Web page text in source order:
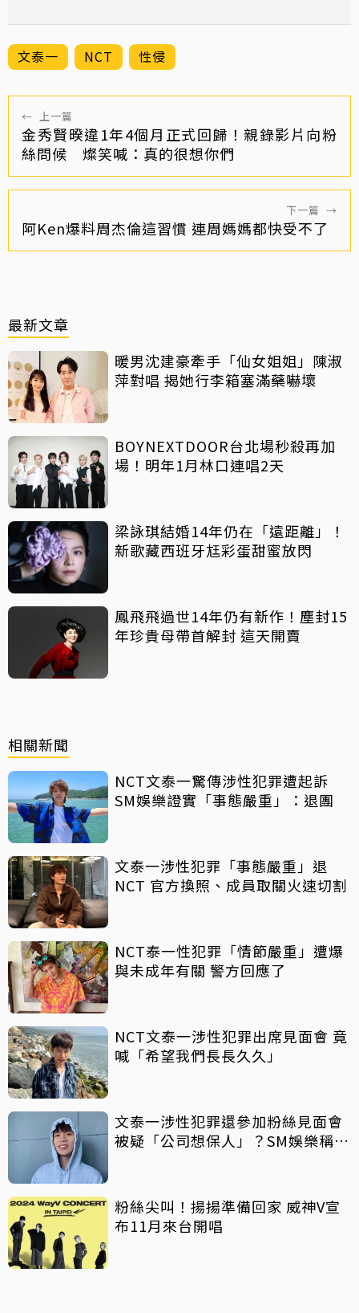
文泰一 NCT 性侵
← 上一篇
金秀賢暌違1年4個月正式回歸！親錄影片向粉
絲問候 燦笑喊：真的很想你們
下一篇 →
阿Ken爆料周杰倫這習慣 連周媽媽都快受不了
最新文章
暖男沈建豪牽手「仙女姐姐」陳淑
萍對唱 揭她行李箱塞滿藥嚇壞
BOYNEXTDOOR台北場秒殺再加
場！明年1月林口連唱2天
梁詠琪結婚14年仍在「遠距離」！
新歌藏西班牙尪彩蛋甜蜜放閃
鳳飛飛過世14年仍有新作！塵封15
年珍貴母帶首解封 這天開賣
相關新聞
NCT文泰一驚傳涉性犯罪遭起訴
SM娛樂證實「事態嚴重」：退團
文泰一涉性犯罪「事態嚴重」退
NCT 官方換照、成員取關火速切割
NCT泰一性犯罪「情節嚴重」遭爆
與未成年有關 警方回應了
NCT文泰一涉性犯罪出席見面會 竟
喊「希望我們長長久久」
文泰一涉性犯罪還參加粉絲見面會
被疑「公司想保人」？SM娛樂稱8
粉絲尖叫！揚揚準備回家 威神V宣
布11月來台開唱